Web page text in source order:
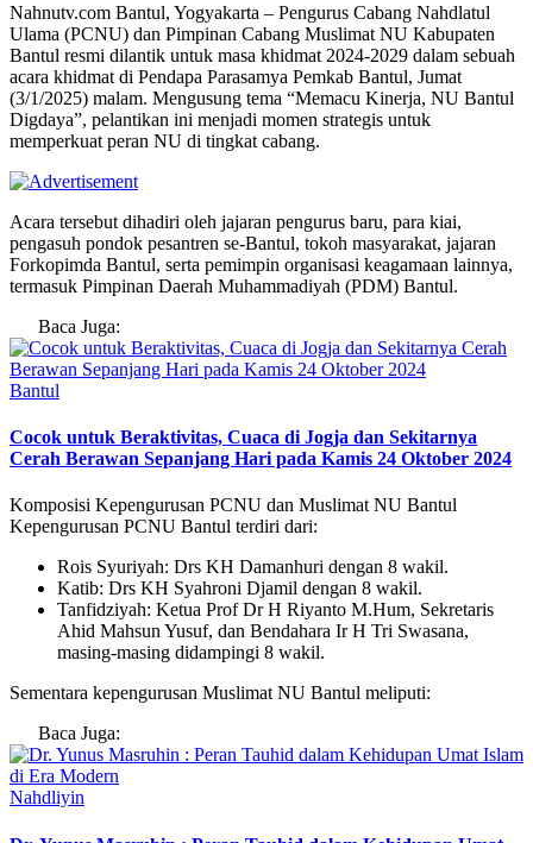
Nahnutv.com Bantul, Yogyakarta – Pengurus Cabang Nahdlatul
Ulama (PCNU) dan Pimpinan Cabang Muslimat NU Kabupaten
Bantul resmi dilantik untuk masa khidmat 2024-2029 dalam sebuah
acara khidmat di Pendapa Parasamya Pemkab Bantul, Jumat
(3/1/2025) malam. Mengusung tema “Memacu Kinerja, NU Bantul
Digdaya”, pelantikan ini menjadi momen strategis untuk
memperkuat peran NU di tingkat cabang.
Acara tersebut dihadiri oleh jajaran pengurus baru, para kiai,
pengasuh pondok pesantren se-Bantul, tokoh masyarakat, jajaran
Forkopimda Bantul, serta pemimpin organisasi keagamaan lainnya,
termasuk Pimpinan Daerah Muhammadiyah (PDM) Bantul.
Baca Juga:
Bantul
Cocok untuk Beraktivitas, Cuaca di Jogja dan Sekitarnya
Cerah Berawan Sepanjang Hari pada Kamis 24 Oktober 2024
Komposisi Kepengurusan PCNU dan Muslimat NU Bantul
Kepengurusan PCNU Bantul terdiri dari:
Rois Syuriyah: Drs KH Damanhuri dengan 8 wakil.
Katib: Drs KH Syahroni Djamil dengan 8 wakil.
Tanfidziyah: Ketua Prof Dr H Riyanto M.Hum, Sekretaris
Ahid Mahsun Yusuf, dan Bendahara Ir H Tri Swasana,
masing-masing didampingi 8 wakil.
Sementara kepengurusan Muslimat NU Bantul meliputi:
Baca Juga:
Nahdliyin